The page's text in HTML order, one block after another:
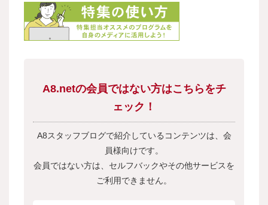
A8.netの会員ではない方はこちらをチ
ェック！
A8スタッフブログで紹介しているコンテンツは、会
員様向けです。
会員ではない方は、セルフバックやその他サービスを
ご利用できません。